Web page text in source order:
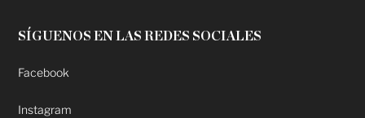
SÍGUENOS EN LAS REDES SOCIALES
Facebook
Instagram